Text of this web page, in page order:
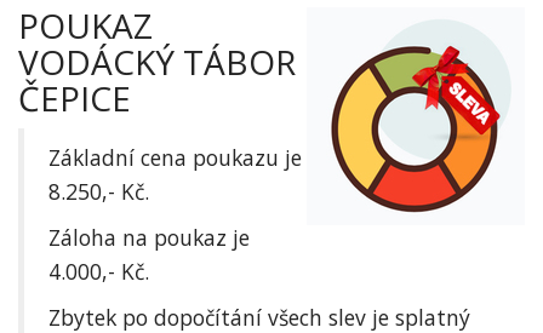
POUKAZ
VODÁCKÝ TÁBOR
ČEPICE
Základní cena poukazu je
8.250,- Kč.
Záloha na poukaz je
4.000,- Kč.
Zbytek po dopočítání všech slev je splatný